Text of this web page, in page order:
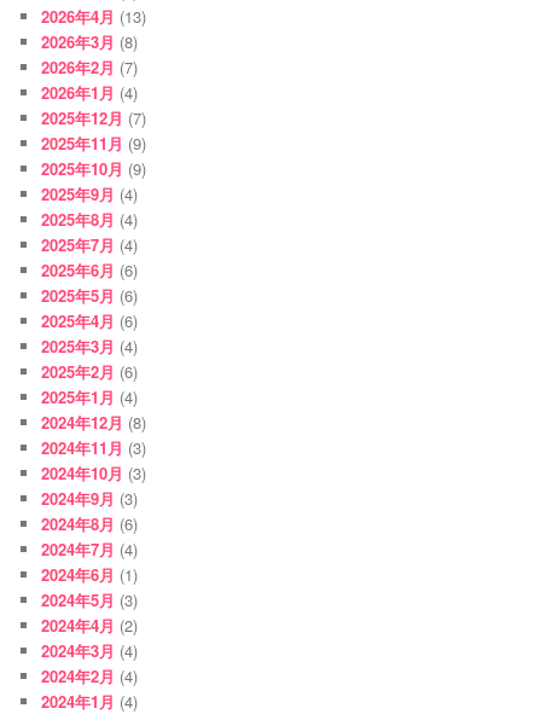
2026年4月 (13)
2026年3月 (8)
2026年2月 (7)
2026年1月 (4)
2025年12月 (7)
2025年11月 (9)
2025年10月 (9)
2025年9月 (4)
2025年8月 (4)
2025年7月 (4)
2025年6月 (6)
2025年5月 (6)
2025年4月 (6)
2025年3月 (4)
2025年2月 (6)
2025年1月 (4)
2024年12月 (8)
2024年11月 (3)
2024年10月 (3)
2024年9月 (3)
2024年8月 (6)
2024年7月 (4)
2024年6月 (1)
2024年5月 (3)
2024年4月 (2)
2024年3月 (4)
2024年2月 (4)
2024年1月 (4)